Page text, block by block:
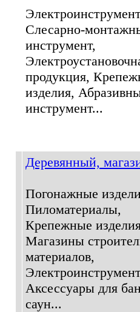
Слесарно-
инструмент,
продукция,
изделия,
инструмент...
Деревянный,
Погонажные
Пиломатериалы,
Крепежные
Магазины
материалов,
Аксессуары для
саун...